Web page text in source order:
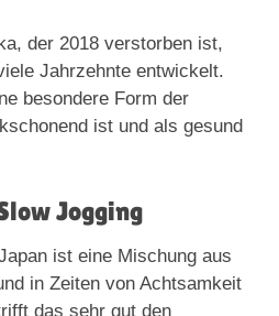
der 2018 verstorben ist,
Jahrzehnte entwickelt.
besondere Form der
ist und als gesund
Jogging
ist eine Mischung aus
in Zeiten von Achtsamkeit
das sehr gut den